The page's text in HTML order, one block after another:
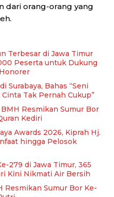
dari orang-orang yang
Terbesar di Jawa Timur
Peserta untuk Dukung
Surabaya, Bahas “Seni
Tak Pernah Cukup”
Resmikan Sumur Bor
Kediri
Awards 2026, Kiprah Hj.
hingga Pelosok
279 di Jawa Timur, 365
Kini Nikmati Air Bersih
Resmikan Sumur Bor Ke-